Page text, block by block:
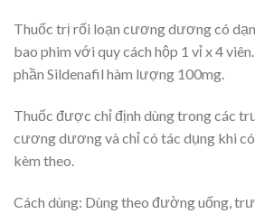
Thuốc trị rối loạn cương dương có
bao phim với quy cách hộp 1 vỉ x 4
phần Sildenafil hàm lượng 100mg.
Thuốc được chỉ định dùng trong các
cương dương và chỉ có tác dụng khi
kèm theo.
Cách dùng: Dùng theo đường uống,